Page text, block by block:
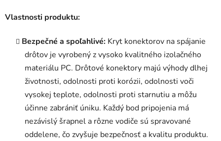
Vlastnosti produktu:
Bezpečné a spoľahlivé: Kryt konektorov na spájanie
drôtov je vyrobený z vysoko kvalitného izolačného
materiálu PC. Drôtové konektory majú výhody dlhej
životnosti, odolnosti proti korózii, odolnosti voči
vysokej teplote, odolnosti proti starnutiu a môžu
účinne zabrániť úniku. Každý bod pripojenia má
nezávislý šrapnel a rôzne vodiče sú spravované
oddelene, čo zvyšuje bezpečnosť a kvalitu produktu.